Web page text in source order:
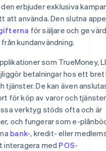
erbjuder exklusiva
att använda. Den slutna
för säljare och ge
kundanvändning.
som TrueMoney,
betalningar hos ett
tjänster. De kan även
för köp av varor och
verktyg stöds ofta och är
och fungerar som e-
bank-, kredit- eller
interagera med POS-